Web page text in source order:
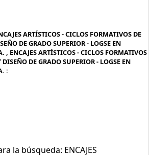
ARTÍSTICOS - CICLOS FORMATIVOS DE
DE GRADO SUPERIOR - LOGSE EN
, ENCAJES ARTÍSTICOS - CICLOS FORMATIVOS
DISEÑO DE GRADO SUPERIOR - LOGSE EN
:
la búsqueda: ENCAJES